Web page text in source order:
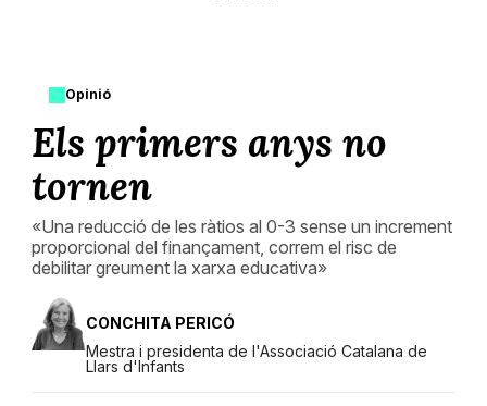
Opinió
Els primers anys no
tornen
«Una reducció de les ràtios al 0-3 sense un increment
proporcional del finançament, correm el risc de
debilitar greument la xarxa educativa»
CONCHITA PERICÓ
Mestra i presidenta de l'Associació Catalana de
Llars d'Infants